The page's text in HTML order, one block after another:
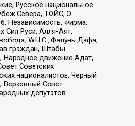
Русское национальное
Севера, ТОЙС, О
Независимость, Фирма,
Сил Руси, Алля-Аят,
W.H.С., Фалунь Дафа,
граждан, Штабы
Народное движение Адат,
Советских
националистов, Черный
Верховный Совет
депутатов